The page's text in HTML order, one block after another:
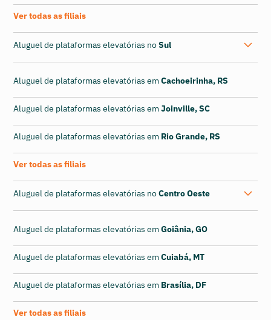
Ver todas as filiais
Aluguel de plataformas elevatórias noSul
Aluguel de plataformas elevatórias emCachoeirinha, RS
Aluguel de plataformas elevatórias emJoinville, SC
Aluguel de plataformas elevatórias em Rio Grande, RS
Ver todas as filiais
Aluguel de plataformas elevatórias noCentro Oeste
Aluguel de plataformas elevatórias emGoiânia, GO
Aluguel de plataformas elevatórias emCuiabá, MT
Aluguel de plataformas elevatórias em Brasília, DF
Ver todas as filiais